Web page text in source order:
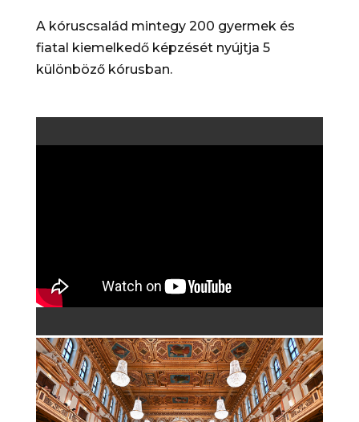
A kóruscsalád mintegy 200 gyermek és
fiatal kiemelkedő képzését nyújtja 5
különböző kórusban.